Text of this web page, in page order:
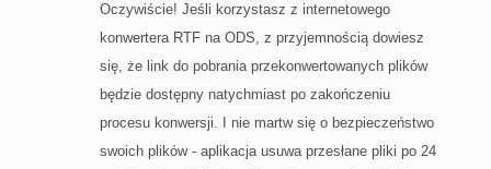
Oczywiście! Jeśli korzystasz z internetowego
konwertera RTF na ODS, z przyjemnością dowiesz
się, że link do pobrania przekonwertowanych plików
będzie dostępny natychmiast po zakończeniu
procesu konwersji. I nie martw się o bezpieczeństwo
swoich plików - aplikacja usuwa przesłane pliki po 24